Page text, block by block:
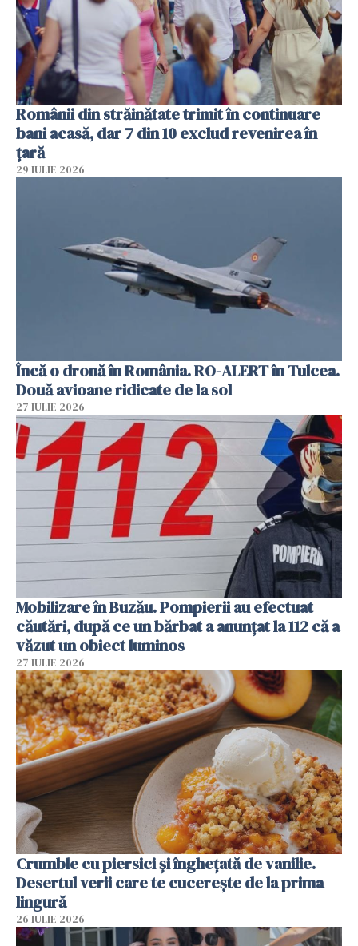
Românii din străinătate trimit în continuare
bani acasă, dar 7 din 10 exclud revenirea în
țară
29 IULIE 2026
Încă o dronă în România. RO-ALERT în Tulcea.
Două avioane ridicate de la sol
27 IULIE 2026
Mobilizare în Buzău. Pompierii au efectuat
căutări, după ce un bărbat a anunțat la 112 că a
văzut un obiect luminos
27 IULIE 2026
Crumble cu piersici și înghețată de vanilie.
Desertul verii care te cucerește de la prima
lingură
26 IULIE 2026